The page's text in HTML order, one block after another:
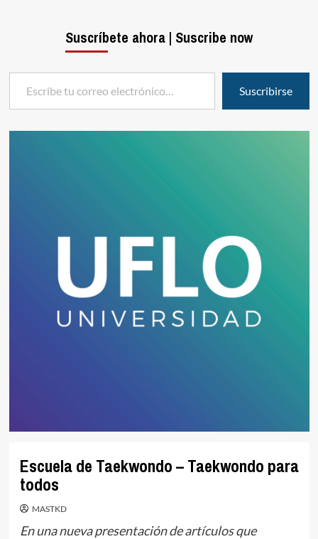
Escuela de Taekwondo – Taekwondo para
todos
MASTKD
En una nueva presentación de artículos que
Suscríbete ahora | Suscribe now
Escribe tu correo electrónico…
Suscribirse